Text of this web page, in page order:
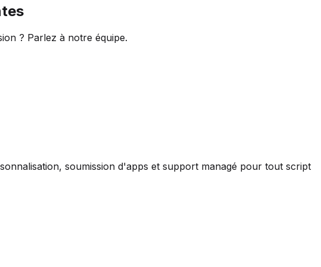
? Parlez à notre équipe.
soumission d'apps et support managé pour tout script